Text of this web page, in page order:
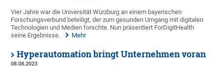
Vier Jahre war die Universität Würzburg an einem bayerischen
Forschungsverbund beteiligt, der zum gesunden Umgang mit digitalen
Technologien und Medien forschte. Nun präsentiert ForDigitHealth
seine Ergebnisse.
Mehr
Hyperautomation bringt Unternehmen voran
08.08.2023